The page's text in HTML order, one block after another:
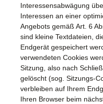
Interessensabwägung
Interessen an einer
Angebots gemäß Art. 6
sind kleine Textdateien,
Endgerät gespeichert
verwendeten Cookies
Sitzung, also nach
gelöscht (sog. Sitzungs-
verbleiben auf Ihrem
Ihren Browser beim